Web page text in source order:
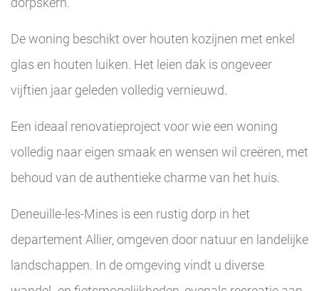
De woning beschikt over houten kozijnen met enkel
glas en houten luiken. Het leien dak is ongeveer
vijftien jaar geleden volledig vernieuwd.
Een ideaal renovatieproject voor wie een woning
volledig naar eigen smaak en wensen wil creëren, met
behoud van de authentieke charme van het huis.
Deneuille-les-Mines is een rustig dorp in het
departement Allier, omgeven door natuur en landelijke
landschappen. In de omgeving vindt u diverse